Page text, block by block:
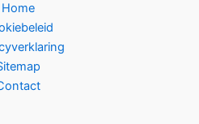
Home